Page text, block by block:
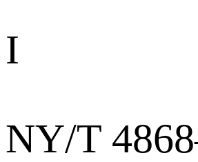
I
NY/T